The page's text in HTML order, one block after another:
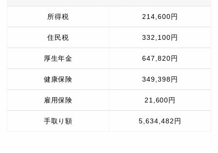
所得税 214,600円
住民税 332,100円
厚生年金 647,820円
健康保険 349,398円
雇用保険 21,600円
手取り額 5,634,482円